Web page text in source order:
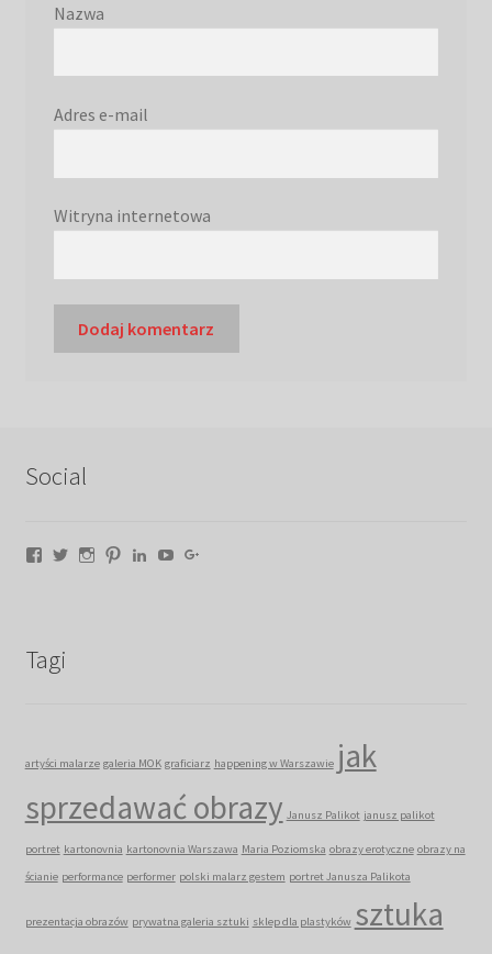
Nazwa
Adres e-mail
Witryna internetowa
Social
Facebook
TwitterInstagram
PinterestLinkedIn
YouTube
Tagi
artyści malarze galeria MOK graficiarz happening w Warszawie jak
sprzedawać obrazy Janusz Palikot janusz palikot
portret kartonovnia kartonovnia Warszawa Maria Poziomska obrazy erotyczne obrazy na
ścianie performance performer polski malarz gestem portret Janusza Palikota
prezentacja obrazów prywatna galeria sztuki sklep dla plastyków sztuka